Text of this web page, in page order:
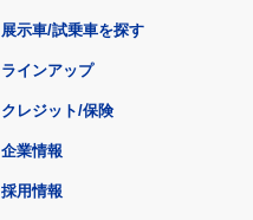
展示車/試乗車を探す
ラインアップ
クレジット/保険
企業情報
採用情報